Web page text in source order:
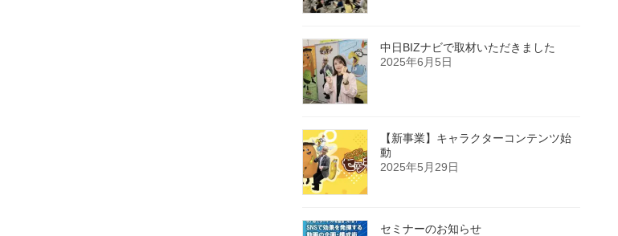
中日BIZナビで取材いただきました
2025年6月5日
【新事業】キャラクターコンテンツ始
動
2025年5月29日
セミナーのお知らせ